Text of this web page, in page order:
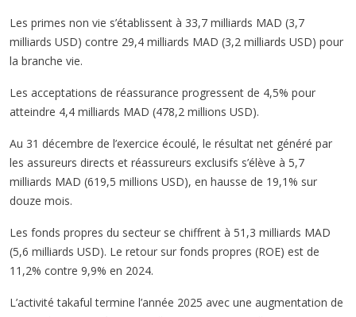
Les primes non vie s’établissent à 33,7 milliards MAD (3,7
milliards USD) contre 29,4 milliards MAD (3,2 milliards USD) pour
la branche vie.
Les acceptations de réassurance progressent de 4,5% pour
atteindre 4,4 milliards MAD (478,2 millions USD).
Au 31 décembre de l’exercice écoulé, le résultat net généré par
les assureurs directs et réassureurs exclusifs s’élève à 5,7
milliards MAD (619,5 millions USD), en hausse de 19,1% sur
douze mois.
Les fonds propres du secteur se chiffrent à 51,3 milliards MAD
(5,6 milliards USD). Le retour sur fonds propres (ROE) est de
11,2% contre 9,9% en 2024.
L’activité takaful termine l’année 2025 avec une augmentation de